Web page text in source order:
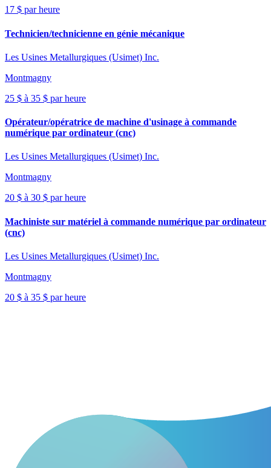
17 $ par heure
Technicien/technicienne en génie mécanique
Les Usines Metallurgiques (Usimet) Inc.
Montmagny
25 $ à 35 $ par heure
Opérateur/opératrice de machine d'usinage à commande
numérique par ordinateur (cnc)
Les Usines Metallurgiques (Usimet) Inc.
Montmagny
20 $ à 30 $ par heure
Machiniste sur matériel à commande numérique par ordinateur
(cnc)
Les Usines Metallurgiques (Usimet) Inc.
Montmagny
20 $ à 35 $ par heure